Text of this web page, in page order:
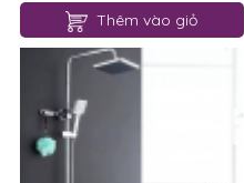
Thêm vào giỏ